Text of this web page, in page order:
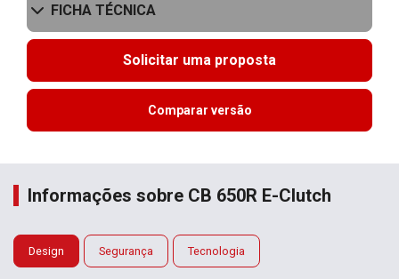
FICHA TÉCNICA
Solicitar uma proposta
Comparar versão
Informações sobre CB 650R E-Clutch
Design Segurança Tecnologia